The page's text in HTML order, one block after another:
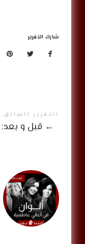
شارك التقرير
التقرير السابق
← قبل و بعد: